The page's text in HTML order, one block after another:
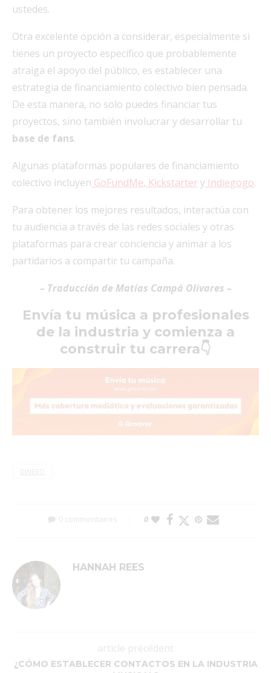
ustedes.
Otra excelente opción a considerar, especialmente si
tienes un proyecto específico que probablemente
atraiga el apoyo del público, es establecer una
estrategia de financiamiento colectivo bien pensada.
De esta manera, no solo puedes financiar tus
proyectos, sino también involucrar y desarrollar tu
base de fans.
Algunas plataformas populares de financiamiento
colectivo incluyen GoFundMe, Kickstartery Indiegogo.
Para obtener los mejores resultados, interactúa con
tu audiencia a través de las redes sociales y otras
plataformas para crear conciencia y animar a los
partidarios a compartir tu campaña.
– Traducción de Matías Campá Olivares –
Envía tu música a profesionales
de la industria y comienza a
construir tu carrera👇
0 commentaires 0
HANNAH REES
article précédent
¿CÓMO ESTABLECER CONTACTOS EN LA INDUSTRIA